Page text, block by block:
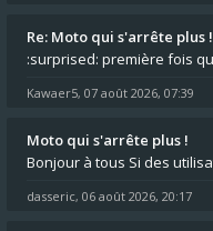
Re: Moto qui s'arrête plus !
Kawaer5, 07 août 2026, 07:39
Moto qui s'arrête plus !
dasseric, 06 août 2026, 20:17